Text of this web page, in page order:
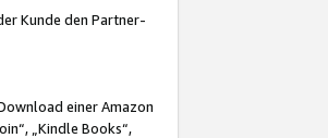
Kunde den Partner-
einer Amazon
„Kindle Books“,